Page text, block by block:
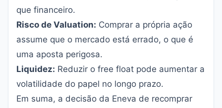
que financeiro.
Risco de Valuation: Comprar a própria ação
assume que o mercado está errado, o que é
uma aposta perigosa.
Liquidez: Reduzir o free float pode aumentar a
volatilidade do papel no longo prazo.
Em suma, a decisão da Eneva de recomprar